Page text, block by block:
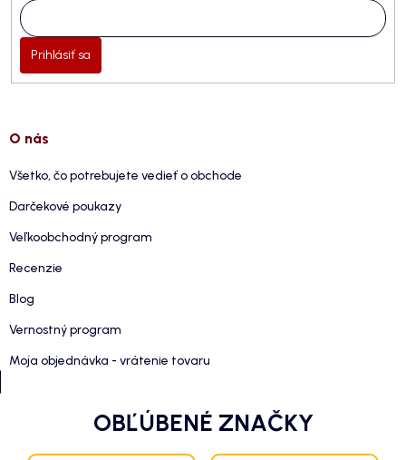
Prihlásiť sa
O nás
Všetko, čo potrebujete vedieť o obchode
Darčekové poukazy
Veľkoobchodný program
Recenzie
Blog
Vernostný program
Moja objednávka - vrátenie tovaru
OBĽÚBENÉ ZNAČKY